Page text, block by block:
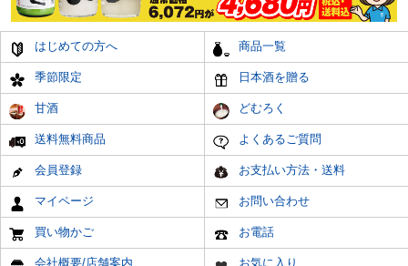
はじめての方へ 商品一覧
季節限定 日本酒を贈る
甘酒 どむろく
送料無料商品 よくあるご質問
会員登録 お支払い方法・送料
マイページ お問い合わせ
買い物かご お電話
会社概要/店舗案内 お気に入り